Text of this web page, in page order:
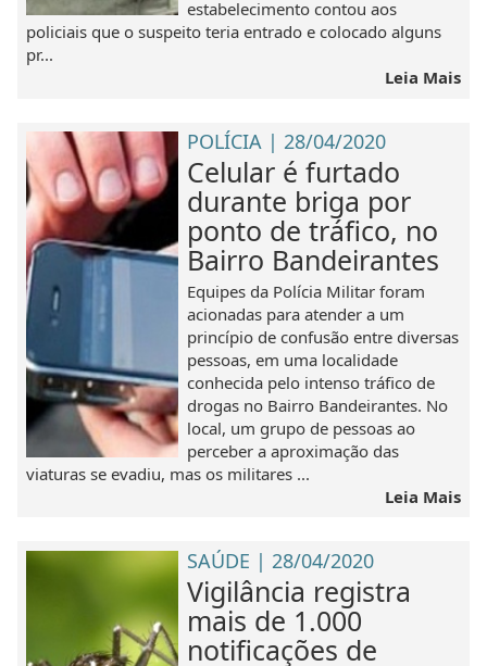
estabelecimento contou aos
policiais que o suspeito teria entrado e colocado alguns
pr...
Leia Mais
POLÍCIA | 28/04/2020
Celular é furtado
durante briga por
ponto de tráfico, no
Bairro Bandeirantes
Equipes da Polícia Militar foram
acionadas para atender a um
princípio de confusão entre diversas
pessoas, em uma localidade
conhecida pelo intenso tráfico de
drogas no Bairro Bandeirantes. No
local, um grupo de pessoas ao
perceber a aproximação das
viaturas se evadiu, mas os militares ...
Leia Mais
SAÚDE | 28/04/2020
Vigilância registra
mais de 1.000
notificações de